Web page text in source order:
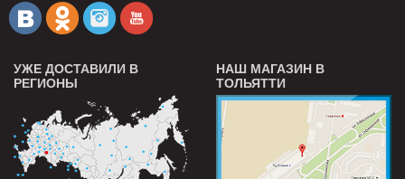
УЖЕ ДОСТАВИЛИ В
РЕГИОНЫ
НАШ МАГАЗИН В
ТОЛЬЯТТИ